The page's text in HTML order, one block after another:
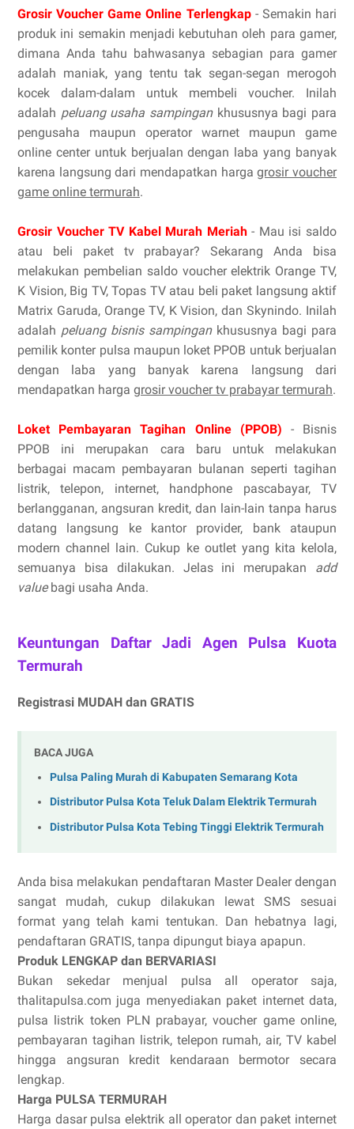
Grosir Voucher Game Online Terlengkap- Semakin hari
produk ini semakin menjadi kebutuhan oleh para gamer,
dimana Anda tahu bahwasanya sebagian para gamer
adalah maniak, yang tentu tak segan-segan merogoh
kocek dalam-dalam untuk membeli voucher. Inilah
adalah peluang usaha sampingankhususnya bagi para
pengusaha maupun operator warnet maupun game
online center untuk berjualan dengan laba yang banyak
karena langsung dari mendapatkan hargagrosir voucher
game online termurah.
Grosir Voucher TV Kabel Murah Meriah- Mau isi saldo
atau beli paket tv prabayar? Sekarang Anda bisa
melakukan pembelian saldo voucher elektrik Orange TV,
K Vision, Big TV, Topas TV atau beli paket langsung aktif
Matrix Garuda, Orange TV, K Vision, dan Skynindo. Inilah
adalah peluang bisnis sampingankhususnya bagi para
pemilik konter pulsa maupun loket PPOB untuk berjualan
dengan laba yang banyak karena langsung dari
mendapatkan harga grosir voucher tv prabayar termurah.
Loket Pembayaran Tagihan Online (PPOB) - Bisnis
PPOB ini merupakan cara baru untuk melakukan
berbagai macam pembayaran bulanan seperti tagihan
listrik, telepon, internet, handphone pascabayar, TV
berlangganan, angsuran kredit, dan lain-lain tanpa harus
datang langsung ke kantor provider, bank ataupun
modern channel lain. Cukup ke outlet yang kita kelola,
semuanya bisa dilakukan. Jelas ini merupakan add
valuebagi usaha Anda.
Keuntungan Daftar Jadi Agen Pulsa Kuota
Termurah
Registrasi MUDAH dan GRATIS
BACA JUGA
Pulsa Paling Murah di Kabupaten Semarang Kota
Distributor Pulsa Kota Teluk Dalam Elektrik Termurah
Distributor Pulsa Kota Tebing Tinggi Elektrik Termurah
Anda bisa melakukan pendaftaran Master Dealer dengan
sangat mudah, cukup dilakukan lewat SMS sesuai
format yang telah kami tentukan. Dan hebatnya lagi,
pendaftaran GRATIS, tanpa dipungut biaya apapun.
Produk LENGKAP dan BERVARIASI
Bukan sekedar menjual pulsa all operator saja,
thalitapulsa.com juga menyediakan paket internet data,
pulsa listrik token PLN prabayar, voucher game online,
pembayaran tagihan listrik, telepon rumah, air, TV kabel
hingga angsuran kredit kendaraan bermotor secara
lengkap.
Harga PULSA TERMURAH
Harga dasar pulsa elektrik all operator dan paket internet